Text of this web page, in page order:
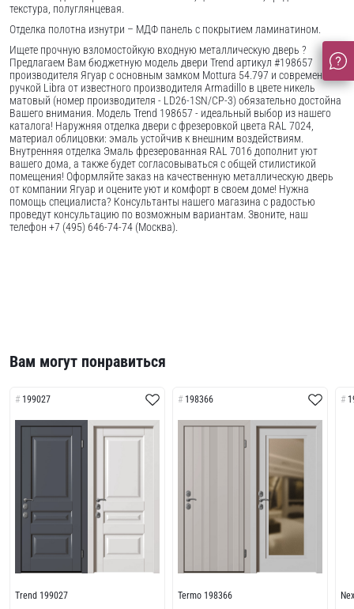
текстура, полуглянцевая.
Отделка полотна изнутри – МДФ панель с покрытием ламинатином.
Ищете прочную взломостойкую входную металлическую дверь ?
Предлагаем Вам бюджетную модель двери Trend артикул #198657
производителя Ягуар с основным замком Mottura 54.797 и современной
ручкой Libra от известного производителя Armadillo в цвете никель
матовый (номер производителя - LD26-1SN/CP-3) обязательно достойна
Вашего внимания. Модель Trend 198657 - идеальный выбор из нашего
каталога! Наружняя отделка двери с фрезеровкой цвета RAL 7024,
материал облицовки: эмаль устойчив к внешним воздействиям.
Внутренняя отделка Эмаль фрезерованная RAL 7016 дополнит уют
вашего дома, а также будет согласовываться с общей стилистикой
помещения! Оформляйте заказ на качественную металлическую дверь
от компании Ягуар и оцените уют и комфорт в своем доме! Нужна
помощь специалиста? Консультанты нашего магазина с радостью
проведут консультацию по возможным вариантам. Звоните, наш
телефон +7 (495) 646-74-74 (Москва).
Вам могут понравиться
199027
Trend 199027
198366
Termo 198366